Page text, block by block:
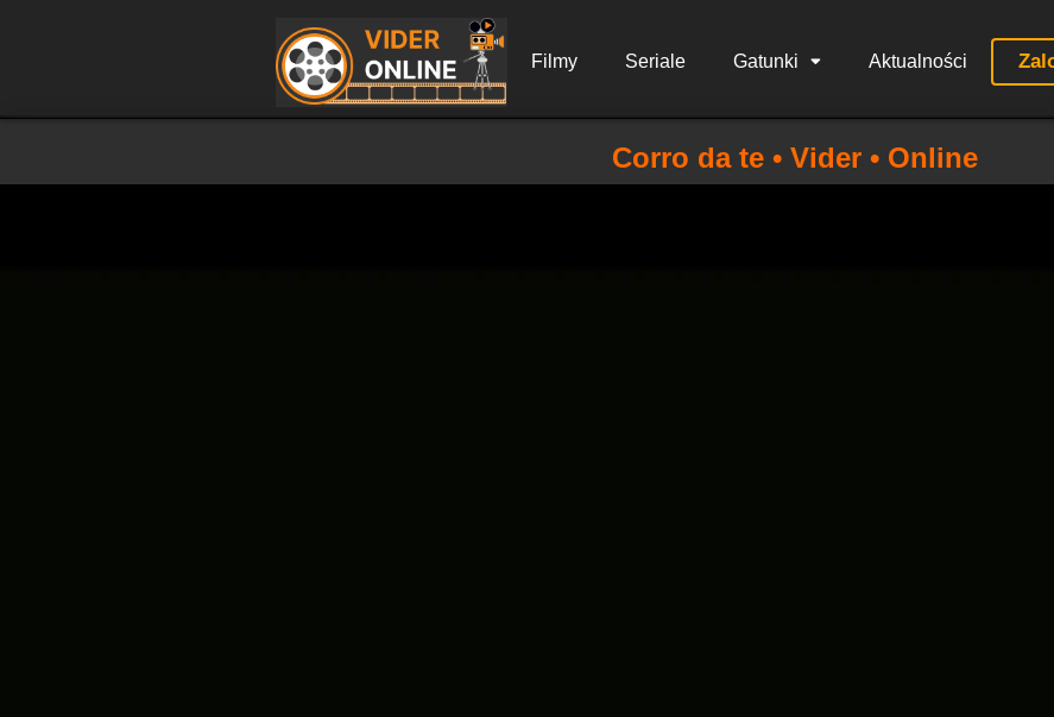
Filmy Seriale Gatunki Aktualności
Corro da te • Vider • Online